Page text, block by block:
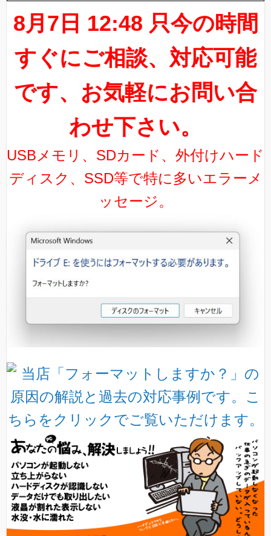
8月7日 12:48 只今の時間
すぐにご相談、対応可能
です、お気軽にお問い合
わせ下さい。
USBメモリ、SDカード、外付けハード
ディスク、SSD等で特に多いエラーメ
ッセージ。